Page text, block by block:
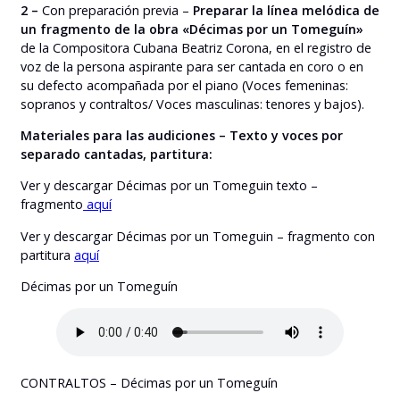
2 – Con preparación previa – Preparar la línea melódica de
un fragmento de la obra «Décimas por un Tomeguín»
de la Compositora Cubana Beatriz Corona, en el registro de
voz de la persona aspirante para ser cantada en coro o en
su defecto acompañada por el piano (Voces femeninas:
sopranos y contraltos/ Voces masculinas: tenores y bajos).
Materiales para las audiciones – Texto y voces por
separado cantadas, partitura:
Ver y descargar Décimas por un Tomeguin texto –
fragmento aquí
Ver y descargar Décimas por un Tomeguin – fragmento con
partitura aquí
Décimas por un Tomeguín
CONTRALTOS – Décimas por un Tomeguín